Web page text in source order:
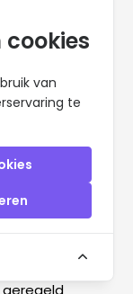
tijd is
daaronder
een bepaalde
is
van
te